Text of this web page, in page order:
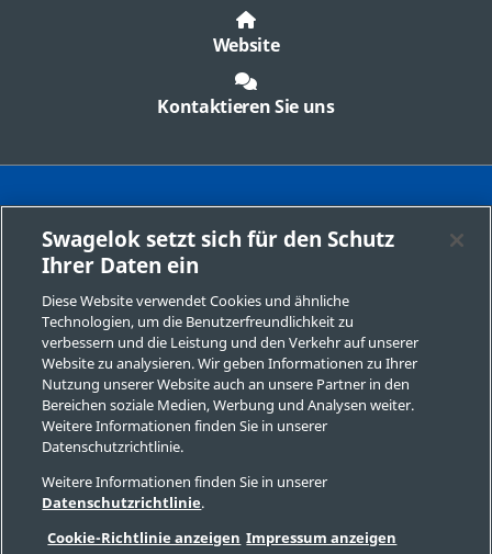
Website
Kontaktieren Sie uns
Kontaktieren Sie Swagelok Austria
Sichere Produktauswahl
Impressum Swagelok Company
DSGVO
Swagelok setzt sich für den Schutz
Ihrer Daten ein
Diese Website verwendet Cookies und ähnliche
Technologien, um die Benutzerfreundlichkeit zu
verbessern und die Leistung und den Verkehr auf unserer
Website zu analysieren. Wir geben Informationen zu Ihrer
Nutzung unserer Website auch an unsere Partner in den
Bereichen soziale Medien, Werbung und Analysen weiter.
Weitere Informationen finden Sie in unserer
Datenschutzrichtlinie.
Weitere Informationen finden Sie in unserer
Datenschutzrichtlinie.
Cookie-Richtlinie anzeigen Impressum anzeigen